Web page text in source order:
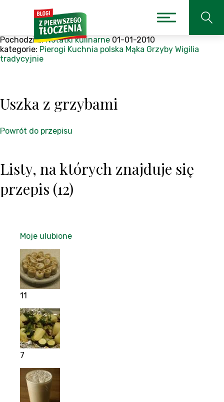
Pochodzi z:Notatki kulinarne 01-01-2010
kategorie: Pierogi Kuchnia polska Mąka Grzyby Wigilia
tradycyjnie
Uszka z grzybami
Powrót do przepisu
Listy, na których znajduje się
przepis (12)
Moje ulubione
11
7